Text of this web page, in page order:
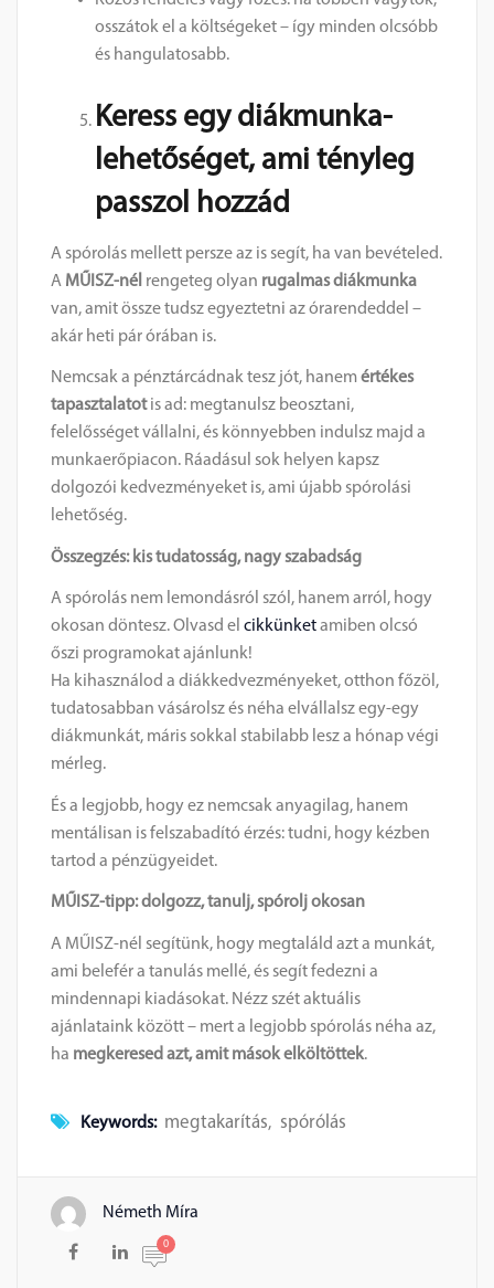
osszátok el a költségeket – így minden olcsóbb
és hangulatosabb.
Keress egy diákmunka-
lehetőséget, ami tényleg
passzol hozzád
A spórolás mellett persze az is segít, ha van bevételed.
A MŰISZ-nél rengeteg olyan rugalmas diákmunka
van, amit össze tudsz egyeztetni az órarendeddel –
akár heti pár órában is.
Nemcsak a pénztárcádnak tesz jót, hanemértékes
tapasztalatotis ad: megtanulsz beosztani,
felelősséget vállalni, és könnyebben indulsz majd a
munkaerőpiacon. Ráadásul sok helyen kapsz
dolgozói kedvezményeket is, ami újabb spórolási
lehetőség.
Összegzés: kis tudatosság, nagy szabadság
A spórolás nem lemondásról szól, hanem arról, hogy
okosan döntesz. Olvasd el cikkünketamiben olcsó
őszi programokat ajánlunk!
Ha kihasználod a diákkedvezményeket, otthon főzöl,
tudatosabban vásárolsz és néha elvállalsz egy-egy
diákmunkát, máris sokkal stabilabb lesz a hónap végi
mérleg.
És a legjobb, hogy ez nemcsak anyagilag, hanem
mentálisan is felszabadító érzés: tudni, hogy kézben
tartod a pénzügyeidet.
MŰISZ-tipp: dolgozz, tanulj, spórolj okosan
A MŰISZ-nél segítünk, hogy megtaláld azt a munkát,
ami belefér a tanulás mellé, és segít fedezni a
mindennapi kiadásokat. Nézz szét aktuális
ajánlataink között – mert a legjobb spórolás néha az,
ha megkeresed azt, amit mások elköltöttek.
Keywords: megtakarítás, spórólás
Németh Míra
0